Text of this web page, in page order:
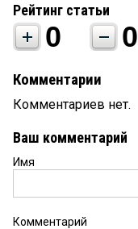
Рейтинг статьи
0 0
Комментарии
Комментариев нет.
Ваш комментарий
Имя
Комментарий